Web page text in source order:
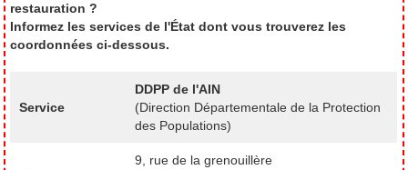
restauration ?
Informez les services de l'État dont vous trouverez les
coordonnées ci-dessous.
Service
DDPP de l'AIN
(Direction Départementale de la Protection
des Populations)
9, rue de la grenouillère